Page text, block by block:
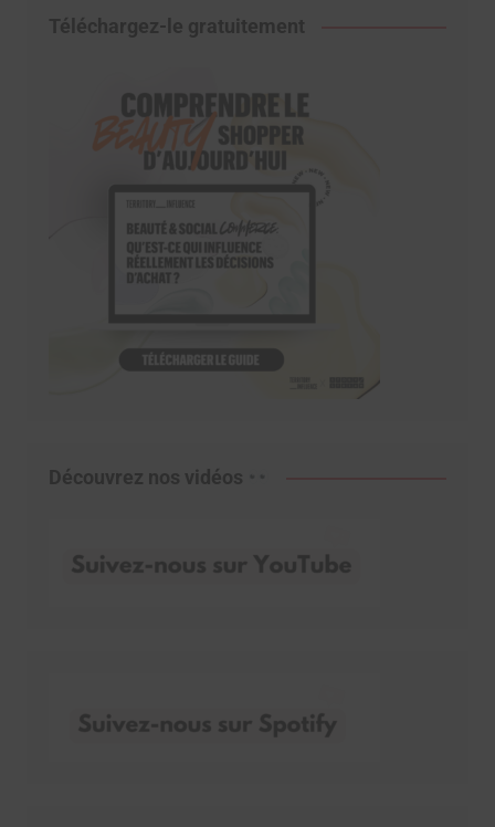
Téléchargez-le gratuitement
Découvrez nos vidéos